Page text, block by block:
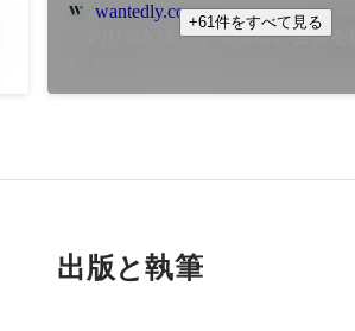
wantedly.com
「釣りGATE」で1泊2日の合宿
+61件をすべて見る
出版と執筆